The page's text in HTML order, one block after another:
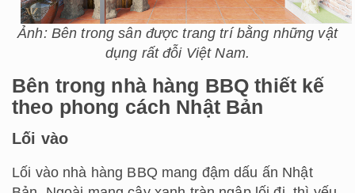
Ảnh: Bên trong sân được trang trí bằng những vật
dụng rất đỗi Việt Nam.
Bên trong nhà hàng BBQ thiết kế
theo phong cách Nhật Bản
Lối vào
Lối vào nhà hàng BBQ mang đậm dấu ấn Nhật